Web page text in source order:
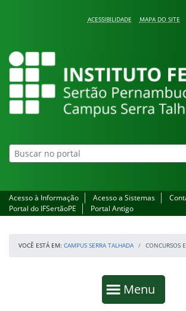
ACESSIBILIDADE MAPA DO SITE
Campus Serra
Acesso à Informação Acesso a Sistemas
Portal do IFSertãoPE
Portal Antigo
VOCÊ ESTÁ EM: CAMPUS SERRA TALHADA CONCURSOS
Mostrar
Menu